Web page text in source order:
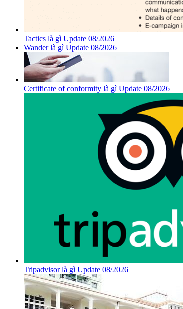
Tactics là gì Update 08/2026
Wander là gì Update 08/2026
Certificate of conformity là gì Update 08/2026
Tripadvisor là gì Update 08/2026